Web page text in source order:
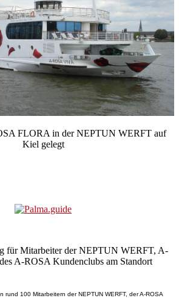
FLORA in der NEPTUN WERFT auf
Kiel gelegt
für Mitarbeiter der NEPTUN WERFT, A-
A-ROSA Kundenclubs am Standort
100 Mitarbeitern der NEPTUN WERFT, der A-ROSA